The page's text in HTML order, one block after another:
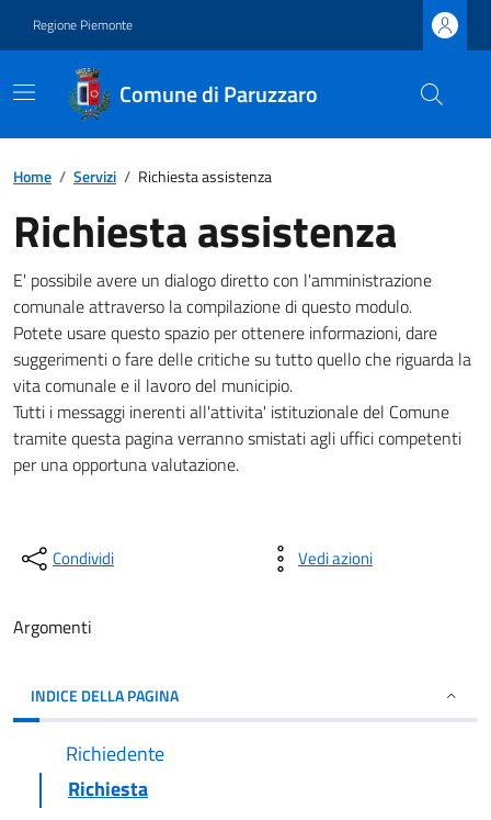
Regione Piemonte
Comune di Paruzzaro
Home / Servizi / Richiesta assistenza
Richiesta assistenza
E' possibile avere un dialogo diretto con l'amministrazione
comunale attraverso la compilazione di questo modulo.
Potete usare questo spazio per ottenere informazioni, dare
suggerimenti o fare delle critiche su tutto quello che riguarda la
vita comunale e il lavoro del municipio.
Tutti i messaggi inerenti all'attivita' istituzionale del Comune
tramite questa pagina verranno smistati agli uffici competenti
per una opportuna valutazione.
Condividi Vedi azioni
Argomenti
INDICE DELLA PAGINA
Richiedente
Richiesta